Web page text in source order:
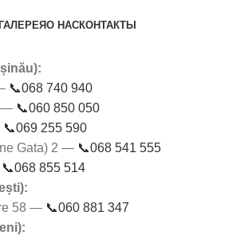
О НАСКОНТАКТЫ
📞068 740 940
— 📞060 850 050
📞069 255 590
Gata) 2 — 📞068 541 555
📞068 855 514
58 — 📞060 881 347